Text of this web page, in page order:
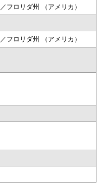
フロリダ州 （アメリカ）
フロリダ州 （アメリカ）